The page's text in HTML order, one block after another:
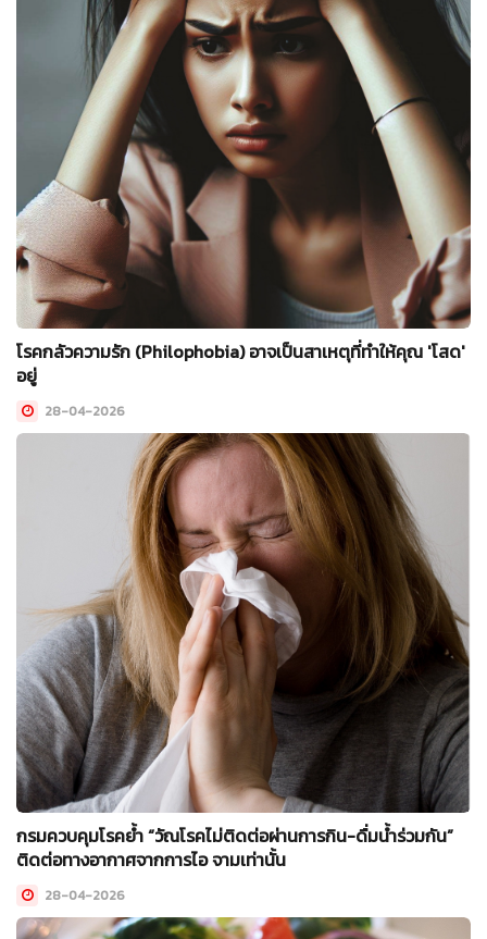
โรคกลัวความรัก (Philophobia) อาจเป็นสาเหตุที่ทำให้คุณ 'โสด'
อยู่
28-04-2026
กรมควบคุมโรคย้ำ “วัณโรคไม่ติดต่อผ่านการกิน-ดื่มน้ำร่วมกัน”
ติดต่อทางอากาศจากการไอ จามเท่านั้น
28-04-2026